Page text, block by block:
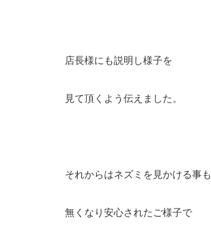
店長様にも説明し様子を
見て頂くよう伝えました。
それからはネズミを見かける事も
無くなり安心されたご様子で